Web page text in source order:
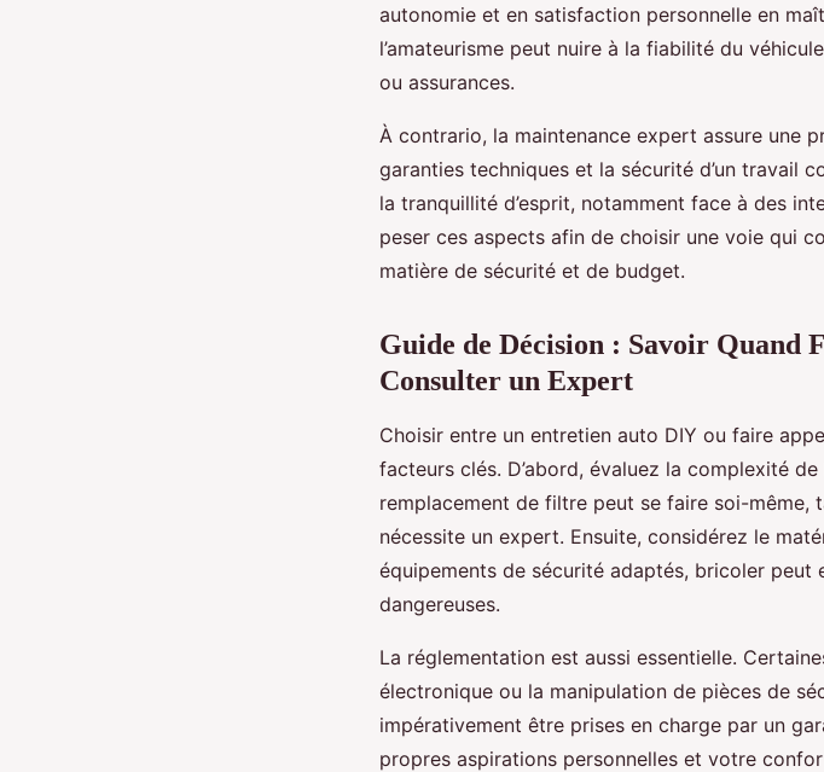
autonomie et en satisfaction personnelle en
l’amateurisme peut nuire à la fiabilité du
ou assurances.
À contrario, la maintenance expert assure une
garanties techniques et la sécurité d’un travail
la tranquillité d’esprit, notamment face à des
peser ces aspects afin de choisir une voie qui
matière de sécurité et de budget.
Guide de Décision : Savoir Quand
Consulter un Expert
Choisir entre un entretien auto DIY ou faire
facteurs clés. D’abord, évaluez la complexité
remplacement de filtre peut se faire soi-même,
nécessite un expert. Ensuite, considérez le
équipements de sécurité adaptés, bricoler peut
dangereuses.
La réglementation est aussi essentielle.
électronique ou la manipulation de pièces de
impérativement être prises en charge par un
propres aspirations personnelles et votre